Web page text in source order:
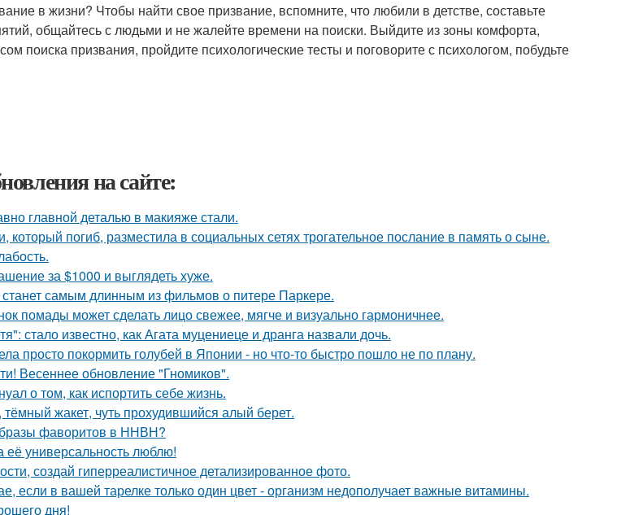
в жизни? Чтобы найти свое призвание, вспомните, что любили в детстве, составьте
общайтесь с людьми и не жалейте времени на поиски. Выйдите из зоны комфорта,
поиска призвания, пройдите психологические тесты и поговорите с психологом, побудьте
на сайте:
главной деталью в макияже стали.
погиб, разместила в социальных сетях трогательное послание в память о сыне.
за $1000 и выглядеть хуже.
станет самым длинным из фильмов о питере Паркере.
помады может сделать лицо свежее, мягче и визуально гармоничнее.
стало известно, как Агата муцениеце и дранга назвали дочь.
просто покормить голубей в Японии - но что-то быстро пошло не по плану.
Весеннее обновление "Гномиков".
о том, как испортить себе жизнь.
тёмный жакет, чуть прохудившийся алый берет.
фаворитов в ННВН?
её универсальность люблю!
создай гиперреалистичное детализированное фото.
если в вашей тарелке только один цвет - организм недополучает важные витамины.
дня!